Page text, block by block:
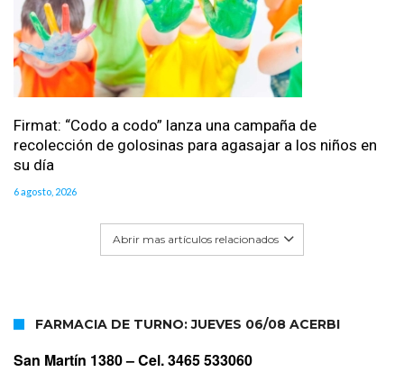
Firmat: “Codo a codo” lanza una campaña de
recolección de golosinas para agasajar a los niños en
su día
6 agosto, 2026
Abrir mas artículos relacionados
FARMACIA DE TURNO: JUEVES 06/08 ACERBI
San Martín 1380 –Cel. 3465 533060